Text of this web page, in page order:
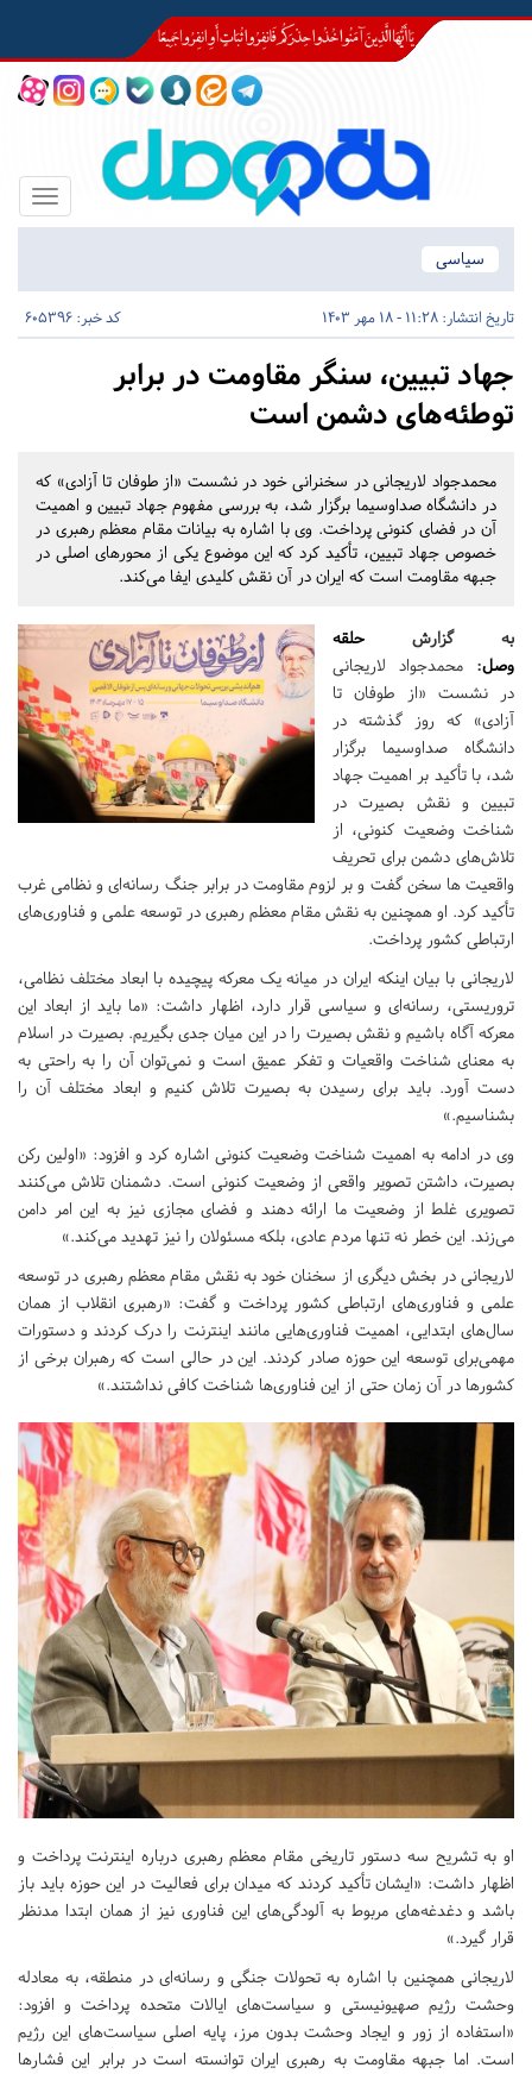
Toggle
سیاسی
تاریخ انتشار: 11:28 - 18 مهر 1403 کد خبر: 605396
جهاد تبیین، سنگر مقاومت در برابر
توطئه‌های دشمن است
محمدجواد لاریجانی در سخنرانی خود در نشست «از طوفان تا آزادی» که
در دانشگاه صداوسیما برگزار شد، به بررسی مفهوم جهاد تبیین و اهمیت
آن در فضای کنونی پرداخت. وی با اشاره به بیانات مقام معظم رهبری در
خصوص جهاد تبیین، تأکید کرد که این موضوع یکی از محورهای اصلی در
جبهه مقاومت است که ایران در آن نقش کلیدی ایفا می‌کند.
به گزارش حلقه
وصل: محمدجواد لاریجانی
در نشست «از طوفان تا
آزادی» که روز گذشته در
دانشگاه صداوسیما برگزار
شد، با تأکید بر اهمیت جهاد
تبیین و نقش بصیرت در
شناخت وضعیت کنونی، از
تلاش‌های دشمن برای تحریف
واقعیت ها سخن گفت و بر لزوم مقاومت در برابر جنگ رسانه‌ای و نظامی غرب
تأکید کرد. او همچنین به نقش مقام معظم رهبری در توسعه علمی و فناوری‌های
ارتباطی کشور پرداخت.
لاریجانی با بیان اینکه ایران در میانه یک معرکه پیچیده با ابعاد مختلف نظامی،
تروریستی، رسانه‌ای و سیاسی قرار دارد، اظهار داشت: «ما باید از ابعاد این
معرکه آگاه باشیم و نقش بصیرت را در این میان جدی بگیریم. بصیرت در اسلام
به معنای شناخت واقعیات و تفکر عمیق است و نمی‌توان آن را به راحتی به
دست آورد. باید برای رسیدن به بصیرت تلاش کنیم و ابعاد مختلف آن را
بشناسیم.»
وی در ادامه به اهمیت شناخت وضعیت کنونی اشاره کرد و افزود: «اولین رکن
بصیرت، داشتن تصویر واقعی از وضعیت کنونی است. دشمنان تلاش می‌کنند
تصویری غلط از وضعیت ما ارائه دهند و فضای مجازی نیز به این امر دامن
می‌زند. این خطر نه‌ تنها مردم عادی، بلکه مسئولان را نیز تهدید می‌کند.»
لاریجانی در بخش دیگری از سخنان خود به نقش مقام معظم رهبری در توسعه
علمی و فناوری‌های ارتباطی کشور پرداخت و گفت: «رهبری انقلاب از همان
سال‌های ابتدایی، اهمیت فناوری‌هایی مانند اینترنت را درک کردند و دستورات
مهمی‌برای توسعه این حوزه صادر کردند. این در حالی است که رهبران برخی از
کشورها در آن زمان حتی از این فناوری‌ها شناخت کافی نداشتند.»
او به تشریح سه دستور تاریخی مقام معظم رهبری درباره اینترنت پرداخت و
اظهار داشت: «ایشان تأکید کردند که میدان برای فعالیت در این حوزه باید باز
باشد و دغدغه‌های مربوط به آلودگی‌های این فناوری نیز از همان ابتدا مدنظر
قرار گیرد.»
لاریجانی همچنین با اشاره به تحولات جنگی و رسانه‌ای در منطقه، به معادله
وحشت رژیم صهیونیستی و سیاست‌های ایالات متحده پرداخت و افزود:
«استفاده از زور و ایجاد وحشت بدون مرز، پایه اصلی سیاست‌های این رژیم
است. اما جبهه مقاومت به رهبری ایران توانسته است در برابر این فشارها